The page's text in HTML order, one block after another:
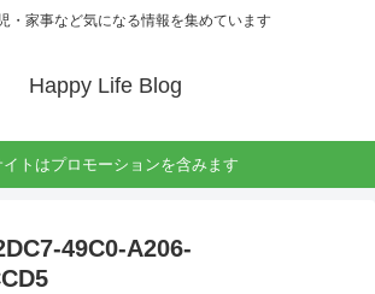
・家事など気になる情報を集めています
Happy Life Blog
イトはプロモーションを含みます
49C0-A206-